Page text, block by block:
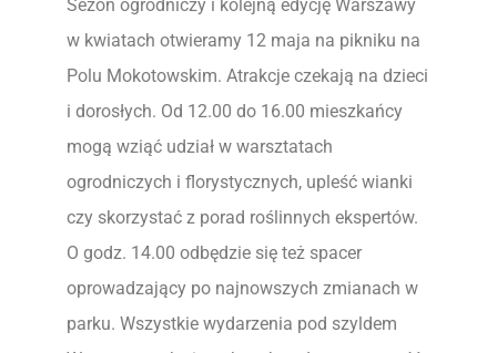
Sezon ogrodniczy i kolejną edycję Warszawy
w kwiatach otwieramy 12 maja na pikniku na
Polu Mokotowskim. Atrakcje czekają na dzieci
i dorosłych. Od 12.00 do 16.00 mieszkańcy
mogą wziąć udział w warsztatach
ogrodniczych i florystycznych, upleść wianki
czy skorzystać z porad roślinnych ekspertów.
O godz. 14.00 odbędzie się też spacer
oprowadzający po najnowszych zmianach w
parku. Wszystkie wydarzenia pod szyldem